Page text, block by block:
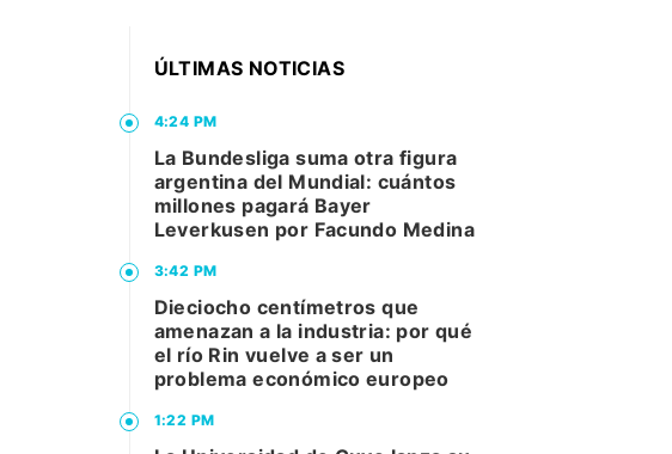
ÚLTIMAS NOTICIAS
4:24 PM
La Bundesliga suma otra figura
argentina del Mundial: cuántos
millones pagará Bayer
Leverkusen por Facundo Medina
3:42 PM
Dieciocho centímetros que
amenazan a la industria: por qué
el río Rin vuelve a ser un
problema económico europeo
1:22 PM